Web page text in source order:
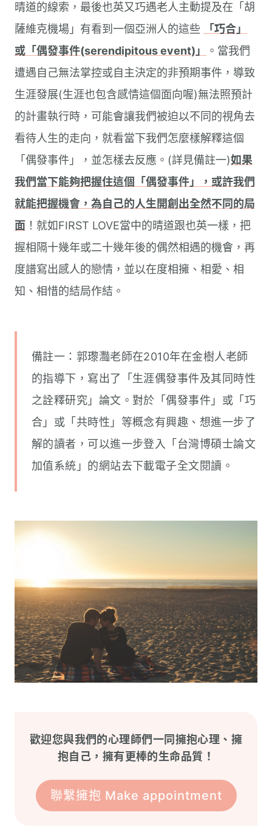
晴道的線索，最後也英又巧遇老人主動提及在「胡
薩維克機場」有看到一個亞洲人的這些
「巧合」
或「偶發事件(serendipitous event)」
。當我們
遭遇自己無法掌控或自主決定的非預期事件，導致
生涯發展(生涯也包含感情這個面向喔)無法照預計
的計畫執行時，可能會讓我們被迫以不同的視角去
看待人生的走向，就看當下我們怎麼樣解釋這個
「偶發事件」，並怎樣去反應。(詳見備註一)如果
我們當下能夠把握住這個「偶發事件」，或許我們
就能把握機會，為自己的人生開創出全然不同的局
面 ！就如FIRST LOVE當中的晴道跟也英一樣，把
握相隔十幾年或二十幾年後的偶然相遇的機會，再
度譜寫出感人的戀情，並以在度相擁、相愛、相
知、相惜的結局作結。
備註一：郭瓈灩老師在2010年在金樹人老師
的指導下，寫出了「生涯偶發事件及其同時性
之詮釋研究」論文。對於「偶發事件」或「巧
合」或「共時性」等概念有興趣、想進一步了
解的讀者，可以進一步登入「台灣博碩士論文
加值系統」的網站去下載電子全文閱讀。
歡迎您與我們的心理師們一同擁抱心理、擁
抱自己，擁有更棒的生命品質！
聯繫擁抱 Make appointment